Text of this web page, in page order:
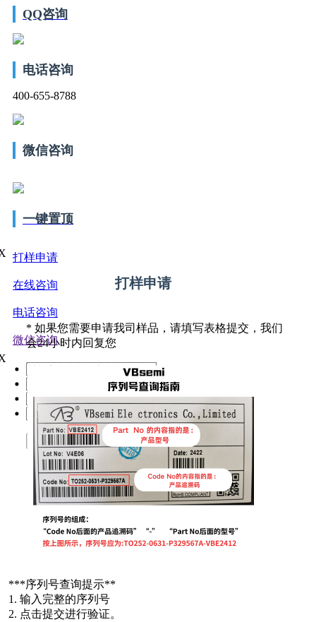
QQ咨询
电话咨询
400-655-8788
微信咨询
一键置顶
打样申请
在线咨询
电话咨询
微信咨询
打样申请
* 如果您需要申请我司样品，请填写表格提交，我们
会24小时内回复您
***序列号查询提示**
1. 输入完整的序列号
2. 点击提交进行验证。